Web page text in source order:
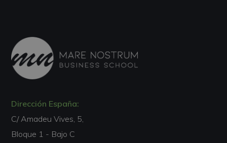
Dirección España:
C/ Amadeu Vives, 5,
Bloque 1 - Bajo C